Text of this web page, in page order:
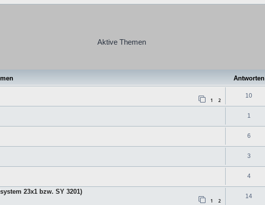
Aktive Themen
Antworten
1 2
10
1
6
3
4
23x1 bzw. SY 3201)
1 2
14